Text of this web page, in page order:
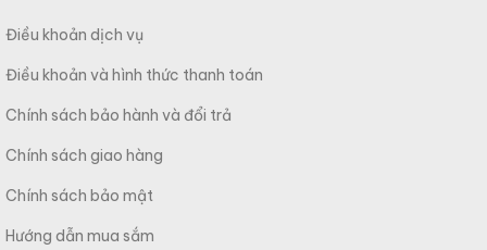
Điều khoản dịch vụ
Điều khoản và hình thức thanh toán
Chính sách bảo hành và đổi trả
Chính sách giao hàng
Chính sách bảo mật
Hướng dẫn mua sắm